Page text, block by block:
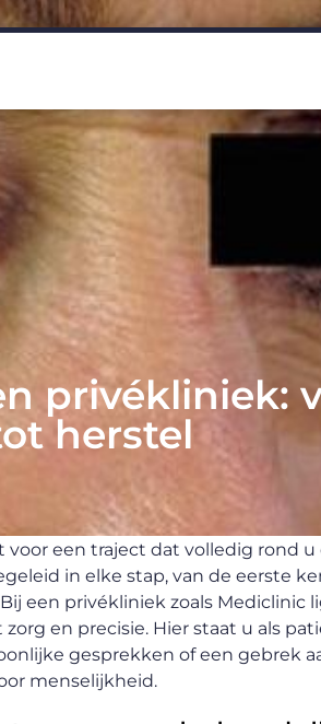
privékliniek:
herstel
een traject dat volledig rond
in elke stap, van de eerste
een privékliniek zoals Mediclinic
en precisie. Hier staat u als
gesprekken of een gebrek
menselijkheid.